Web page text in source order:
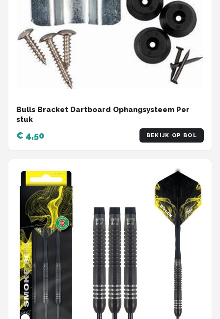
Bulls Bracket Dartboard Ophangsysteem Per
stuk
€ 4,50 BEKIJK OP BOL